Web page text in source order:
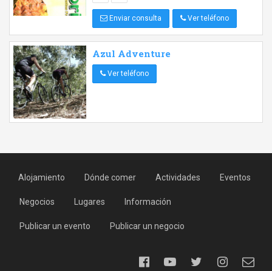
Enviar consulta Ver teléfono
Azul Adventure
Ver teléfono
Alojamiento Dónde comer Actividades Eventos
Negocios Lugares Información
Publicar un evento Publicar un negocio